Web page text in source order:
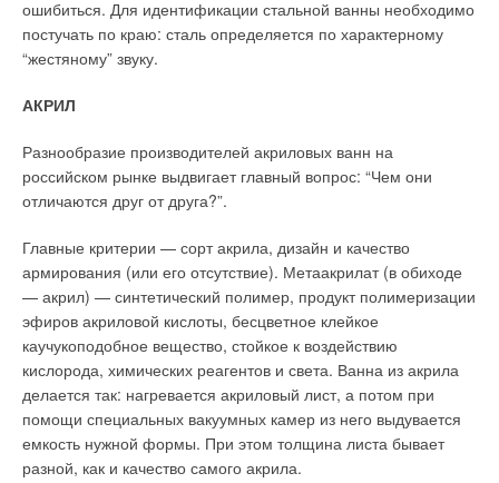
ошибиться. Для идентификации стальной ванны необходимо
постучать по краю: сталь определяется по характерному
“жестяному” звуку.
АКРИЛ
Разнообразие производителей акриловых ванн на
российском рынке выдвигает главный вопрос: “Чем они
отличаются друг от друга?”.
Главные критерии — сорт акрила, дизайн и качество
армирования (или его отсутствие). Метаакрилат (в обиходе
— акрил) — синтетический полимер, продукт полимеризации
эфиров акриловой кислоты, бесцветное клейкое
каучукоподобное вещество, стойкое к воздействию
кислорода, химических реагентов и света. Ванна из акрила
делается так: нагревается акриловый лист, а потом при
помощи специальных вакуумных камер из него выдувается
емкость нужной формы. При этом толщина листа бывает
разной, как и качество самого акрила.
оснащен обязательными устройствами, гарантирующими
отключение прибора при сбоях в работе, кратковременном
прекращении подачи газа, утечке газа или засорении
полностью готовый к эксплуатации отопительный котел, не
требующий дополнительных затрат на специальное
оборудование, с другой стороны, можно заказать
комплектация зависит от конкретного, даже самого сложного
случая. Так, например, настенные газовые котлы, как малы
они бы ни были, уже являются готовой системой, умеющей
создать тепло и уют в вашем доме, даже без
дополнительных устройств управления.
Для создания полного, с точностью до градуса,
температурного комфорта предлагаются блоки управления и
терморегуляторы, которые могут устанавливаться в любом
удобном месте. Умная электроника сама решит, когда
отдельно стоящий емкостной водонагреватель. Его объем
определяется проектировщиком исходя из расчетного
количества одновременно работающих точек водоразбора и
индивидуальных особенностей водопотребления в его доме.
Тепловая мощность
Правильное и точное определение расчетной мощности
предопределяет устойчивость работы котельного
оборудования в процессе эксплуатации и его долговечность.
К сожалению, следует констатировать, что многие
торгующие котлами фирмы продолжают абсолютно
порочную практику подбора котельного оборудования для
своих клиентов без должного в таком случае проектного
сопровождения и расчета требуемой мощности в
соответствии с действующими в России нормативными
требованиями.